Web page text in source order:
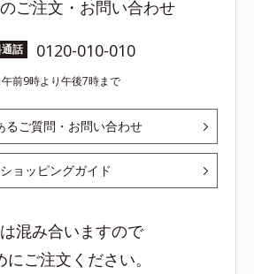
ご注文・お問い合わせ
話 0120-010-010
午前9時より午後7時まで
るご質問・お問い合わせ
ショッピングガイド
混み合いますので
にご注文ください。